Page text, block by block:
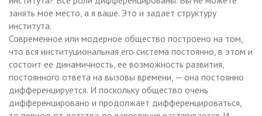
занять мое место, а я ваше. Это и задает структуру
института.
Современное или модерное общество построено на том,
что вся институциональная его система постоянно, в этом и
состоит ее динамичность, ее возможность развития,
постоянного ответа на вызовы времени, — она постоянно
дифференцируется. И поскольку общество очень
дифференцировано и продолжает дифференцироваться,